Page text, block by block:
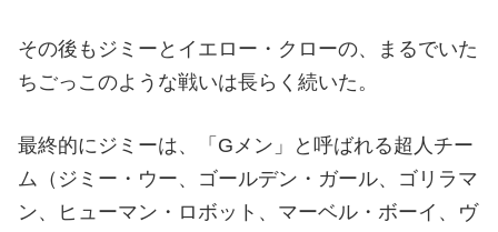
その後もジミーとイエロー・クローの、まるでいた
ちごっこのような戦いは長らく続いた。
最終的にジミーは、「Gメン」と呼ばれる超人チー
ム（ジミー・ウー、ゴールデン・ガール、ゴリラマ
ン、ヒューマン・ロボット、マーベル・ボーイ、ヴ